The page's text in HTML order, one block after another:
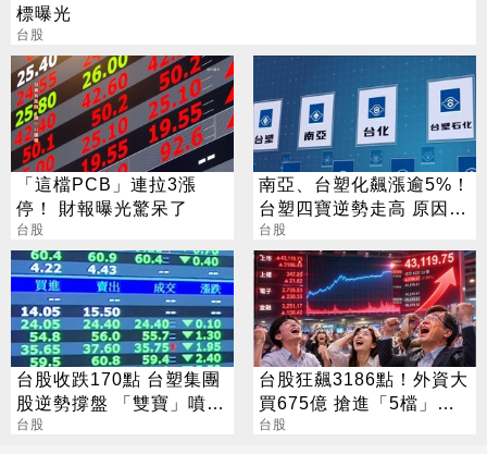
標曝光
台股
「這檔PCB」連拉3漲
停！ 財報曝光驚呆了
台股
南亞、台塑化飆漲逾5%！
台塑四寶逆勢走高 原因找
到了
台股
台股收跌170點 台塑集團
股逆勢撐盤 「雙寶」噴
5%
台股
台股狂飆3186點！外資大
買675億 搶進「5檔」
ETF
台股